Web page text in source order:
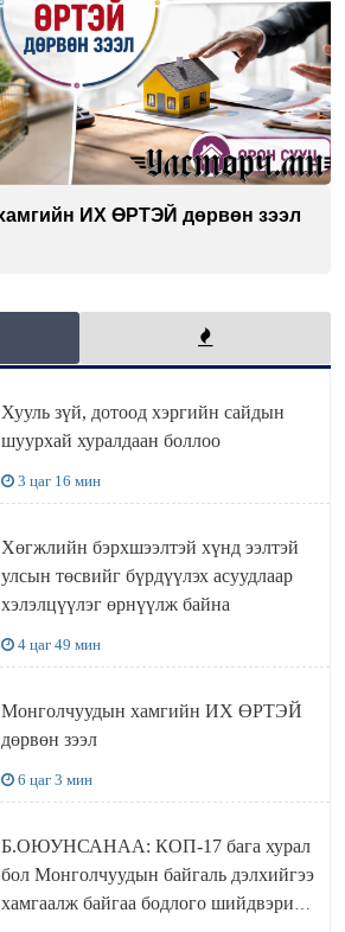
ИХ ӨРТЭЙ дөрвөн зээл
Хууль зүй, дотоод хэргийн сайдын
шуурхай хуралдаан боллоо
3 цаг 16 мин
Хөгжлийн бэрхшээлтэй хүнд ээлтэй
улсын төсвийг бүрдүүлэх асуудлаар
хэлэлцүүлэг өрнүүлж байна
4 цаг 49 мин
Монголчуудын хамгийн ИХ ӨРТЭЙ
дөрвөн зээл
6 цаг 3 мин
Б.ОЮУНСАНАА: КОП-17 бага хурал
бол Монголчуудын байгаль дэлхийгээ
хамгаалж байгаа бодлого шийдвэрийг